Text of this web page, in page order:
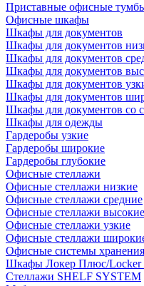
Приставные офисные
Офисные шкафы
Шкафы для документов
Шкафы для документов
Шкафы для документов
Шкафы для документов
Шкафы для документов
Шкафы для документов
Шкафы для документов со
Шкафы для одежды
Гардеробы узкие
Гардеробы широкие
Гардеробы глубокие
Офисные стеллажи
Офисные стеллажи низкие
Офисные стеллажи средние
Офисные стеллажи высокие
Офисные стеллажи узкие
Офисные стеллажи
Офисные системы хранения
Шкафы Локер Плюс/Locker
Стеллажи SHELF SYSTEM